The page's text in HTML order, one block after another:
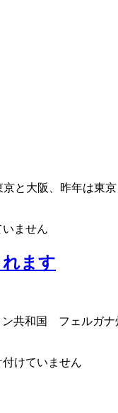
京と大阪、昨年は東
ません
ます
共和国 フェルガナ
けていません